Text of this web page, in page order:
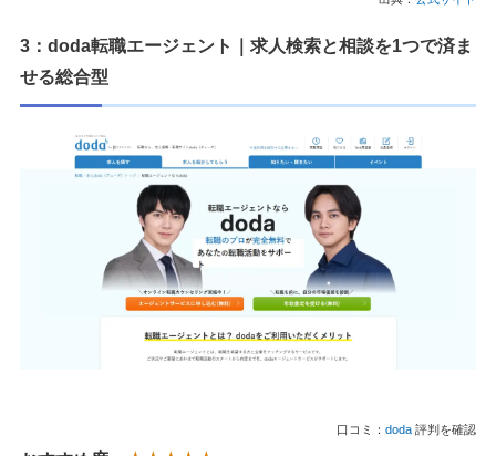
3：doda転職エージェント｜求人検索と相談を1つで済ま
せる総合型
口コミ： doda 評判を確認